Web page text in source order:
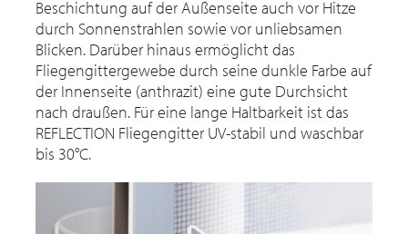
Beschichtung auf der Außenseite auch vor Hitze
durch Sonnenstrahlen sowie vor unliebsamen
Blicken. Darüber hinaus ermöglicht das
Fliegengittergewebe durch seine dunkle Farbe auf
der Innenseite (anthrazit) eine gute Durchsicht
nach draußen. Für eine lange Haltbarkeit ist das
REFLECTION Fliegengitter UV-stabil und waschbar
bis 30°C.